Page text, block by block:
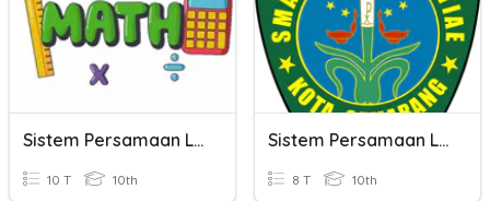
Sistem Persamaan Linear Tiga Variabel (SPLTV)
10 T 10th
Sistem Persamaan Linear Tiga Variabel
8 T 10th